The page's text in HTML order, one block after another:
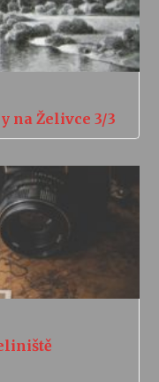
na Želivce 3/3